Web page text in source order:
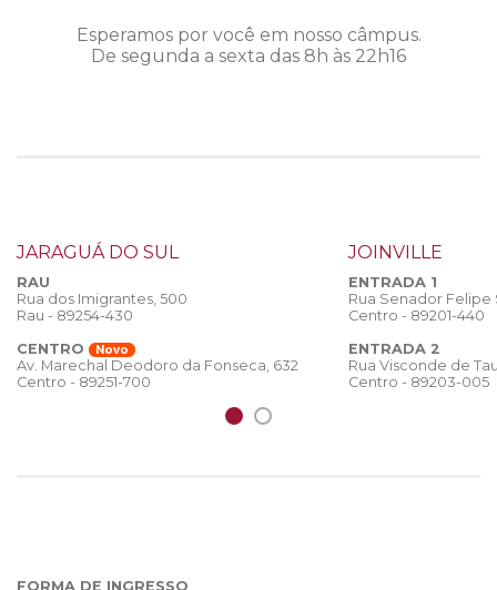
Esperamos por você em nosso câmpus.
De segunda a sexta das 8h às 22h16
JARAGUÁ DO SUL
RAU
Rua dos Imigrantes, 500
Rau - 89254-430
CENTRO
Novo
Av. Marechal Deodoro da Fonseca, 632
Centro - 89251-700
JOINVILLE
ENTRADA 1
Rua Senador
Centro - 89201-440
ENTRADA 2
Rua Visconde de
Centro - 89203-005
FORMA DE INGRESSO